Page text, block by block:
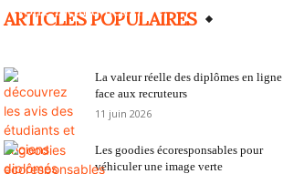
ARTICLES POPULAIRES
votre local d’activité ?
La valeur réelle des diplômes en ligne
face aux recruteurs
11 juin 2026
Les goodies écoresponsables pour
véhiculer une image verte